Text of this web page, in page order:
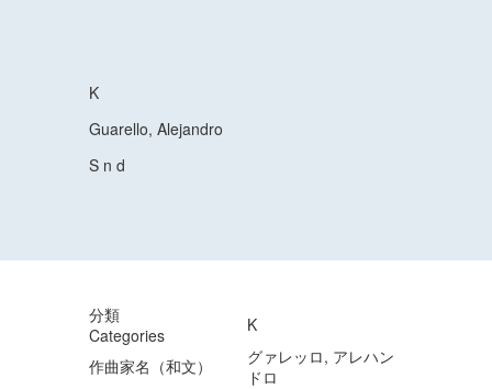
K
Guarello, Alejandro
S n d
分類
Categories
K
作曲家名（和文）
グァレッロ, アレハン
ドロ